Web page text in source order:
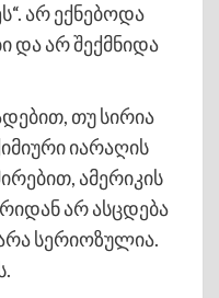
არ ექნებოდა
და არ შექმნიდა
თუ სირია
იარაღის
ამერიკის
არ ასცდება
სერიოზულია.